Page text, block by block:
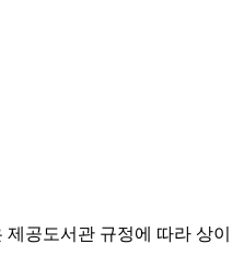
공도서관 규정에 따라 상이